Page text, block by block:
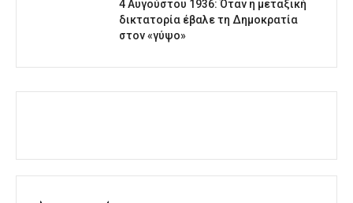
4 Αυγούστου 1936: Όταν η μεταξική
δικτατορία έβαλε τη Δημοκρατία
στον «γύψο»